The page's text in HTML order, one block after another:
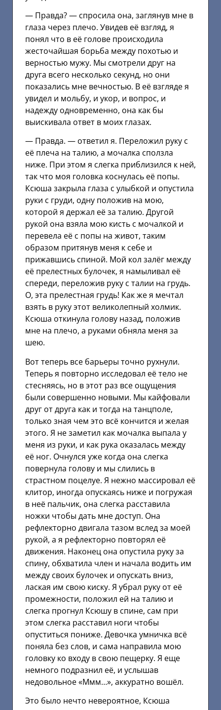
— Правда? — спросила она, заглянув мне в
глаза через плечо. Увидев её взгляд, я
понял что в её голове происходила
жесточайшая борьба между похотью и
верностью мужу. Мы смотрели друг на
друга всего несколько секунд, но они
показались мне вечностью. В её взгляде я
увидел и мольбу, и укор, и вопрос, и
надежду одновременно, она как бы
выискивала ответ в моих глазах.
— Правда. — ответил я. Переложил руку с
её плеча на талию, а мочалка сползла
ниже. При этом я слегка приблизился к ней,
так что моя головка коснулась её попы.
Ксюша закрыла глаза с улыбкой и опустила
руки с груди, одну положив на мою,
которой я держал её за талию. Другой
рукой она взяла мою кисть с мочалкой и
перевела её с попы на живот, таким
образом притянув меня к себе и
прижавшись спиной. Мой кол залёг между
её прелестных булочек, я намыливал её
спереди, переложив руку с талии на грудь.
О, эта прелестная грудь! Как же я мечтал
взять в руку этот великолепный холмик.
Ксюша откинула голову назад, положив
мне на плечо, а руками обняла меня за
шею.
Вот теперь все барьеры точно рухнули.
Теперь я повторно исследовал её тело не
стесняясь, но в этот раз все ощущения
были совершенно новыми. Мы кайфовали
друг от друга как и тогда на танцполе,
только зная чем это всё кончится и желая
этого. Я не заметил как мочалка выпала у
меня из руки, и как рука оказалась между
её ног. Очнулся уже когда она слегка
повернула голову и мы слились в
страстном поцелуе. Я нежно массировал её
клитор, иногда опускаясь ниже и погружая
в неё пальчик, она слегка расставила
ножки чтобы дать мне доступ. Она
рефлекторно двигала тазом вслед за моей
рукой, а я рефлекторно повторял её
движения. Наконец она опустила руку за
спину, обхватила член и начала водить им
между своих булочек и опускать вниз,
лаская им свою киску. Я убрал руку от её
промежности, положил ей на талию и
слегка прогнул Ксюшу в спине, сам при
этом слегка расставил ноги чтобы
опуститься пониже. Девочка умничка всё
поняла без слов, и сама направила мою
головку ко входу в свою пещерку. Я еще
немного подразнил её, и услышав
недовольное «Ммм…», аккуратно вошёл.
Это было нечто невероятное, Ксюша